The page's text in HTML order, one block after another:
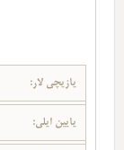
یازیچی لار:
یایین ایلی: